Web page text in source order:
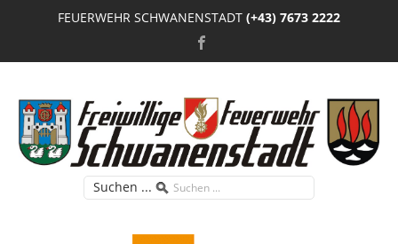
FEUERWEHR SCHWANENSTADT (+43) 7673 2222
Suchen ...